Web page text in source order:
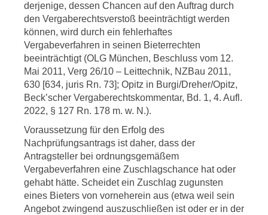
derjenige, dessen Chancen auf den Auftrag durch
den Vergaberechtsverstoß beeinträchtigt werden
können, wird durch ein fehlerhaftes
Vergabeverfahren in seinen Bieterrechten
beeinträchtigt (OLG München, Beschluss vom 12.
Mai 2011, Verg 26/10 – Leittechnik, NZBau 2011,
630 [634, juris Rn. 73]; Opitz in Burgi/Dreher/Opitz,
Beck’scher Vergaberechtskommentar, Bd. 1, 4. Aufl.
2022, § 127 Rn. 178 m. w. N.).
Voraussetzung für den Erfolg des
Nachprüfungsantrags ist daher, dass der
Antragsteller bei ordnungsgemäßem
Vergabeverfahren eine Zuschlagschance hat oder
gehabt hätte. Scheidet ein Zuschlag zugunsten
eines Bieters von vorneherein aus (etwa weil sein
Angebot zwingend auszuschließen ist oder er in der